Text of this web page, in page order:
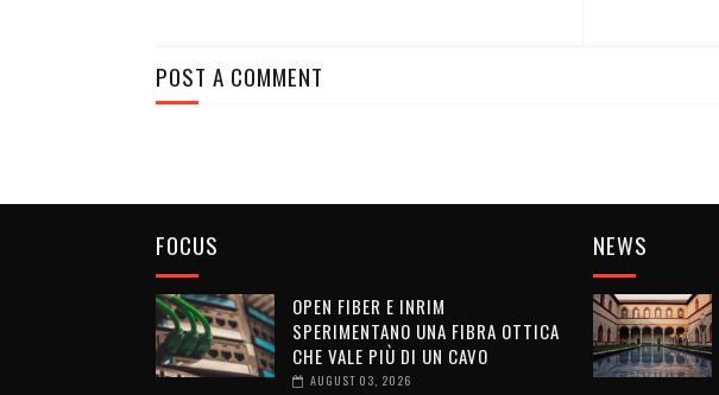
POST A COMMENT
FOCUS
OPEN FIBER E INRIM
SPERIMENTANO UNA FIBRA OTTICA
CHE VALE PIÙ DI UN CAVO
AUGUST 03, 2026
NEWS